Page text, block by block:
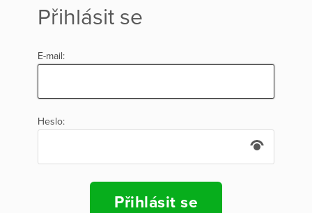
Přihlásit se
E-mail:
Heslo:
Přihlásit se